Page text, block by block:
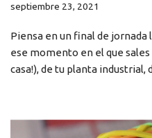
septiembre 23, 2021
Piensa en un final de
ese momento en el que
casa!), de tu planta industrial,